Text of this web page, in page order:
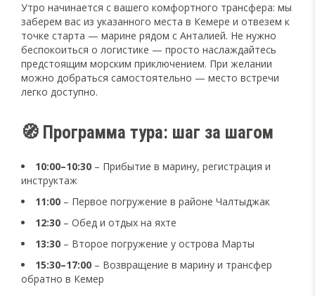
Утро начинается с вашего комфортного трансфера: мы
заберем вас из указанного места в Кемере и отвезем к
точке старта — марине рядом с Анталией. Не нужно
беспокоиться о логистике — просто наслаждайтесь
предстоящим морским приключением. При желании
можно добраться самостоятельно — место встречи
легко доступно.
🧭 Программа тура: шаг за шагом
10:00–10:30 – Прибытие в марину, регистрация и
инструктаж
11:00 – Первое погружение в районе Чалтыджак
12:30 – Обед и отдых на яхте
13:30 – Второе погружение у острова Марты
15:30–17:00 – Возвращение в марину и трансфер
обратно в Кемер